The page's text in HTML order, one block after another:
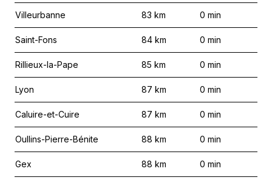
Villeurbanne 83 km 0 min
Saint-Fons 84 km 0 min
Rillieux-la-Pape 85 km 0 min
Lyon 87 km 0 min
Caluire-et-Cuire 87 km 0 min
Oullins-Pierre-Bénite 88 km 0 min
Gex 88 km 0 min